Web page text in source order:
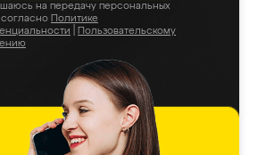
на передачу персональных
Политике
Пользовательскому